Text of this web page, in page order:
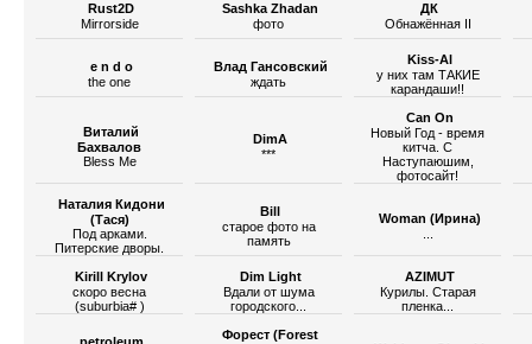
Rust2D
Mirrorside
Sashka Zhadan
фото
ДК
Обнажённая II
e n d o
the one
Влад Гансовский
ждать
Kiss-Al
у них там ТАКИЕ
карандаши!!
Виталий
Бахвалов
Bless Me
DimA
***
Can On
Новый Год - время
китча. С
Наступаюшим,
фотосайт!
Наталия Кидони
(Тася)
Под арками.
Питерские дворы.
Bill
старое фото на
память
Woman (Ирина)
Kirill Krylov
скоро весна
(suburbia# )
Dim Light
Вдали от шума
городского...
AZIMUT
Курилы. Старая
пленка...
Форест (Forest